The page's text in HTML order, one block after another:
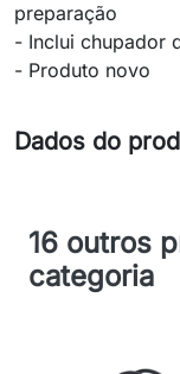
preparação
- Inclui chupador
- Produto novo
Dados do
16 outros
categoria